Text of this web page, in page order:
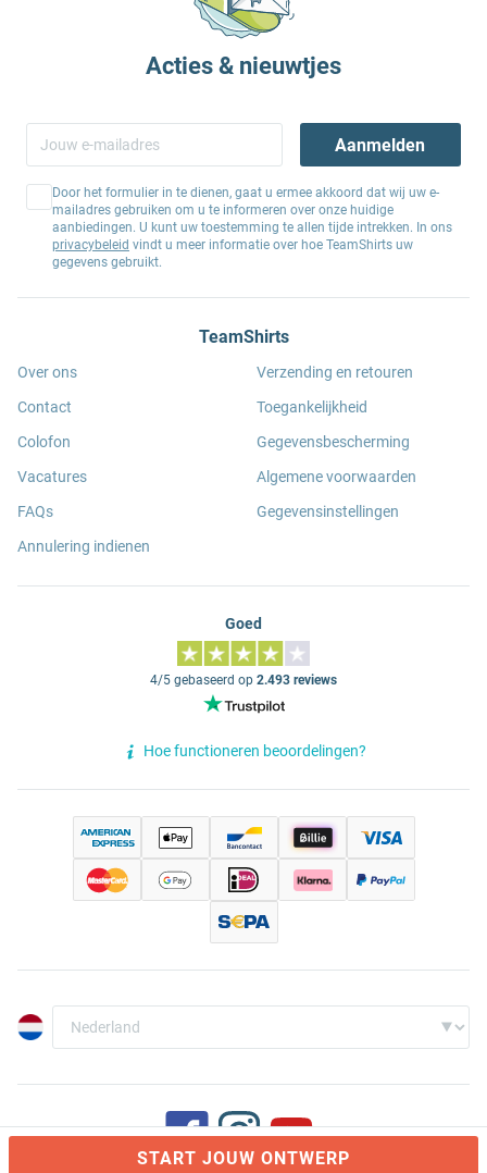
START JOUW ONTWERP
Acties & nieuwtjes
Aanmelden
Door het formulier in te dienen, gaat u ermee akkoord dat wij uw e-
mailadres gebruiken om u te informeren over onze huidige
aanbiedingen. U kunt uw toestemming te allen tijde intrekken. In ons
privacybeleid vindt u meer informatie over hoe TeamShirts uw
gegevens gebruikt.
TeamShirts
Over ons
Contact
Colofon
Vacatures
FAQs
Annulering indienen
Verzending en retouren
Toegankelijkheid
Gegevensbescherming
Algemene voorwaarden
Gegevensinstellingen
Goed
4/5 gebaseerd op 2.493 reviews
Hoe functioneren beoordelingen?